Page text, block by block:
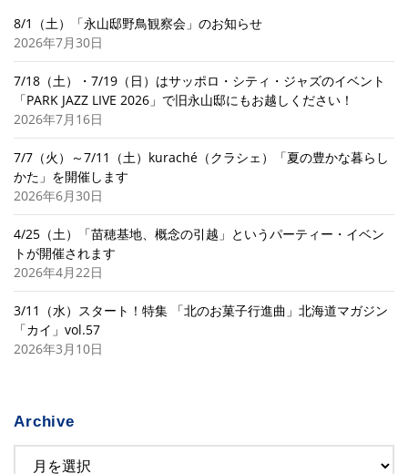
8/1（土）「永山邸野鳥観察会」のお知らせ
2026年7月30日
7/18（土）・7/19（日）はサッポロ・シティ・ジャズのイベント
「PARK JAZZ LIVE 2026」で旧永山邸にもお越しください！
2026年7月16日
7/7（火）～7/11（土）kuraché（クラシェ）「夏の豊かな暮らし
かた」を開催します
2026年6月30日
4/25（土）「苗穂基地、概念の引越」というパーティー・イベン
トが開催されます
2026年4月22日
3/11（水）スタート！特集 「北のお菓子行進曲」北海道マガジン
「カイ」vol.57
2026年3月10日
Archive